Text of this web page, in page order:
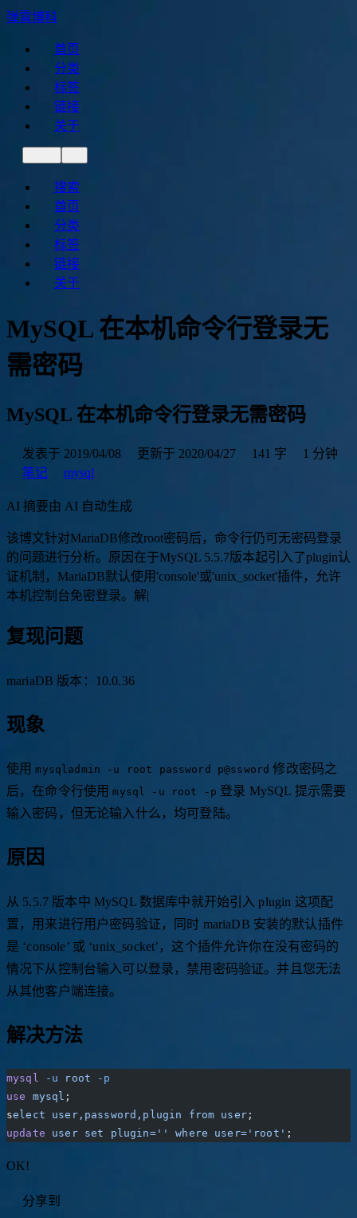
弹霄博科
首页
分类
标签
链接
关于
搜索
首页
分类
标签
链接
关于
MySQL 在本机命令行登录无
需密码
MySQL 在本机命令行登录无需密码
发表于 2019/04/08 更新于 2020/04/27 141 字
1 分钟
笔记
mysql
AI 摘要由 AI 自动生成
该博文针对MariaDB修改root密码后， 命令行仍可无密码登录
的问 题进行分析。 原 因 在于MySQL 5.5.7版本起引 入了plugin认
证机制 ， MariaDB默认使用'console'或'unix socket'插件， 允许
本机控制 台免密登录。 解决
复现问题
mariaDB 版本：10.0.36
现象
使用mysqladmin -u root password p@ssword 修改密码之
后，在命令行使用mysql -u root -p 登录 MySQL 提示需要
输入密码，但无论输入什么，均可登陆。
原因
从 5.5.7 版本中 MySQL 数据库中就开始引入 plugin 这项配
置，用来进行用户密码验证，同时 mariaDB 安装的默认插件
是 ‘console’ 或 ‘unix_socket’，这个插件允许你在没有密码的
情况下从控制台输入可以登录，禁用密码验证。并且您无法
从其他客户端连接。
解决方法
mysql -u root -p
use mysql ;
select user,password,plugin from user;
update user set plugin='' where user='root' ;
OK!
分享到